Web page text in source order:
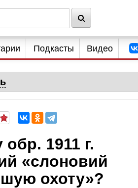
Подкасты Видео
1911 г.
«слоновий
охоту»?